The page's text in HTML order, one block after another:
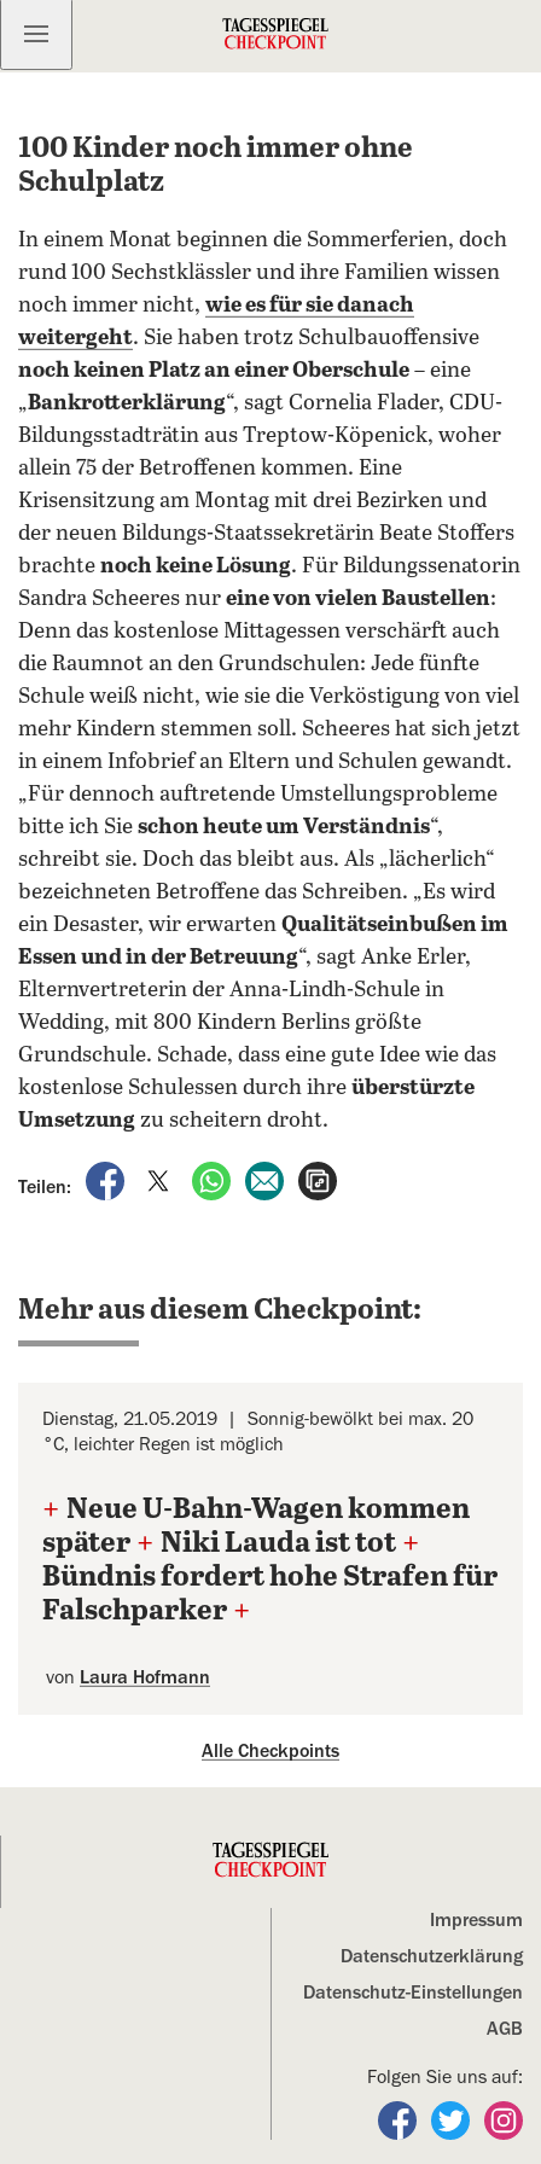
Kostenlos anmelden
100 Kinder noch immer ohne
Schulplatz
In einem Monat beginnen die Sommerferien, doch
rund 100 Sechstklässler und ihre Familien wissen
noch immer nicht, wie es für sie danach
weitergeht. Sie haben trotz Schulbauoffensive
noch keinen Platz an einer Oberschule – eine
„Bankrotterklärung“, sagt Cornelia Flader, CDU-
Bildungsstadträtin aus Treptow-Köpenick, woher
allein 75 der Betroffenen kommen. Eine
Krisensitzung am Montag mit drei Bezirken und
der neuen Bildungs-Staatssekretärin Beate Stoffers
brachte noch keine Lösung. Für Bildungssenatorin
Sandra Scheeres nur eine von vielen Baustellen:
Denn das kostenlose Mittagessen verschärft auch
die Raumnot an den Grundschulen: Jede fünfte
Schule weiß nicht, wie sie die Verköstigung von viel
mehr Kindern stemmen soll. Scheeres hat sich jetzt
in einem Infobrief an Eltern und Schulen gewandt.
„Für dennoch auftretende Umstellungsprobleme
bitte ich Sie schon heute um Verständnis“,
schreibt sie. Doch das bleibt aus. Als „lächerlich“
bezeichneten Betroffene das Schreiben. „Es wird
ein Desaster, wir erwarten Qualitätseinbußen im
Essen und in der Betreuung“, sagt Anke Erler,
Elternvertreterin der Anna-Lindh-Schule in
Wedding, mit 800 Kindern Berlins größte
Grundschule. Schade, dass eine gute Idee wie das
kostenlose Schulessen durch ihre überstürzte
Umsetzung zu scheitern droht.
Teilen:
auf Facebook teilen
auf X teilenper WhatsApp teilen
per E-Mail teilen
Mehr aus diesem Checkpoint:
Dienstag, 21.05.2019
Sonnig-bewölkt bei max. 20
°C, leichter Regen ist möglich
+ Neue U-Bahn-Wagen kommen
später + Niki Lauda ist tot +
Bündnis fordert hohe Strafen für
Falschparker +
von Laura Hofmann
Alle Checkpoints
Impressum
Datenschutz­erklärung
Datenschutz-Einstellungen
AGB
Folgen Sie uns auf:
Folgen Sie